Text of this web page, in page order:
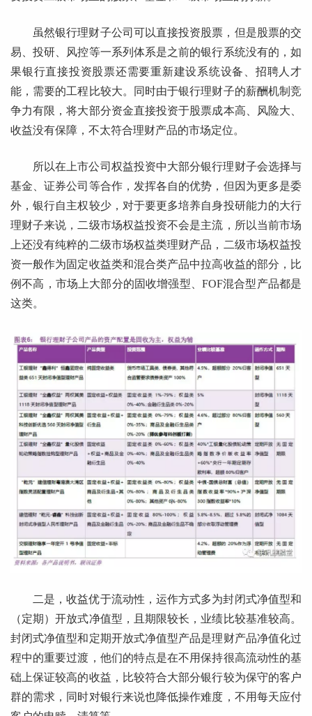
虽然银行理财子公司可以直接投资股票，但是股票的交
易、投研、风控等一系列体系是之前的银行系统没有的，如
果银行直接投资股票还需要重新建设系统设备、招聘人才
能，需要的工程比较大。同时由于银行理财子的薪酬机制竞
争力有限，将大部分资金直接投资于股票成本高、风险大、
收益没有保障，不太符合理财产品的市场定位。
所以在上市公司权益投资中大部分银行理财子会选择与
基金、证券公司等合作，发挥各自的优势，但因为更多是委
外，银行自主权较少，对于要更多培养自身投研能力的大行
理财子来说，二级市场权益投资不会是主流，所以当前市场
上还没有纯粹的二级市场权益类理财产品，二级市场权益投
资一般作为固定收益类和混合类产品中拉高收益的部分，比
例不高，市场上大部分的固收增强型、FOF混合型产品都是
这类。
二是，收益优于流动性，运作方式多为封闭式净值型和
（定期）开放式净值型，且期限较长，业绩比较基准较高。
封闭式净值型和定期开放式净值型产品是理财产品净值化过
程中的重要过渡，他们的特点是在不用保持很高流动性的基
础上保证较高的收益，比较符合大部分银行较为保守的客户
群的需求，同时对银行来说也降低操作难度，不用每天应付